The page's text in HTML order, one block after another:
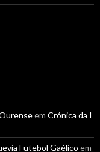
em Crónica da I
Futebol Gaélico em